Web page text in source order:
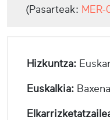
(Pasarteak: MER-
Hizkuntza:
Euskalkia: